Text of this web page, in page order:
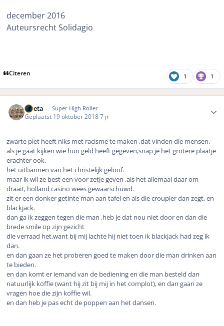
december 2016
Auteursrecht Solidagio
Citeren 1 1
ruleta Super High Roller
Geplaatst 19 oktober 20187 jr
zwarte piet heeft niks met racisme te maken ,dat vinden die mensen.
als je gaat kijken wie hun geld heeft gegeven,snap je het grotere plaatje
erachter ook.
het uitbannen van het christelijk geloof.
maar ik wil ze best een voor zetje geven ,als het allemaal daar om
draait, holland casino wees gewaarschuwd.
zit er een donker getinte man aan tafel en als die croupier dan zegt, en
blackjack.
dan ga ik zeggen tegen die man ,heb je dat nou niet door en dan die
brede smile op zijn gezicht
die verraad het,want bij mij lachte hij niet toen ik blackjack had zeg ik
dan.
en dan gaan ze het proberen goed te maken door die man drinken aan
te bieden.
en dan komt er iemand van de bediening en die man besteld dan
natuurlijk koffie (want hij zit bij mij in het complot), en dan gaan ze
vragen hoe die zijn koffie wil.
en dan heb je pas echt de poppen aan het dansen.